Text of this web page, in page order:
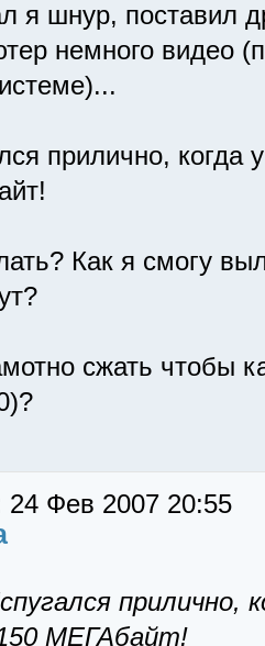
я шнур, поставил
немного видео
прилично, когда
Как я смогу
сжать чтобы
24 Фев 2007 20:55
прилично,
МЕГАбайт!